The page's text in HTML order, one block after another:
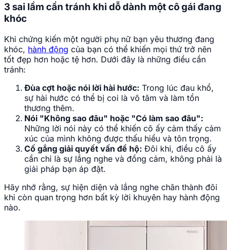
3 sai lầm cần tránh khi dỗ dành một cô gái đang
khóc
Khi chứng kiến một người phụ nữ bạn yêu thương đang
khóc, hành động của bạn có thể khiến mọi thứ trở nên
tốt đẹp hơn hoặc tệ hơn. Dưới đây là những điều cần
tránh:
Đùa cợt hoặc nói lời hài hước: Trong lúc đau khổ,
sự hài hước có thể bị coi là vô tâm và làm tổn
thương thêm.
Nói "Không sao đâu" hoặc "Có làm sao đâu":
Những lời nói này có thể khiến cô ấy cảm thấy cảm
xúc của mình không được thấu hiểu và tôn trọng.
Cố gắng giải quyết vấn đề hộ: Đôi khi, điều cô ấy
cần chỉ là sự lắng nghe và đồng cảm, không phải là
giải pháp bạn áp đặt.
Hãy nhớ rằng, sự hiện diện và lắng nghe chân thành đôi
khi còn quan trọng hơn bất kỳ lời khuyên hay hành động
nào.